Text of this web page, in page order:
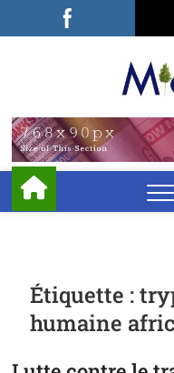
Facebook
LinkedIn
Étiquette :
humaine